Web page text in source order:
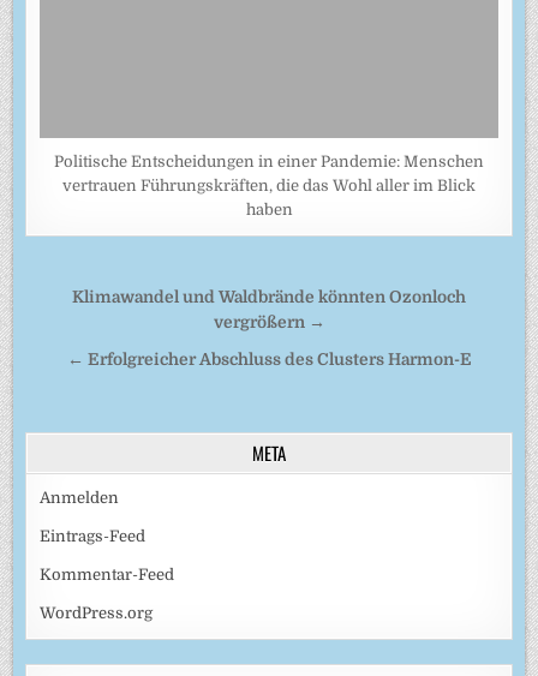
Politische Entscheidungen in einer Pandemie: Menschen
vertrauen Führungskräften, die das Wohl aller im Blick
haben
Beitragsnavigation
Klimawandel und Waldbrände könnten Ozonloch
vergrößern →
← Erfolgreicher Abschluss des Clusters Harmon-E
META
Anmelden
Eintrags-Feed
Kommentar-Feed
WordPress.org